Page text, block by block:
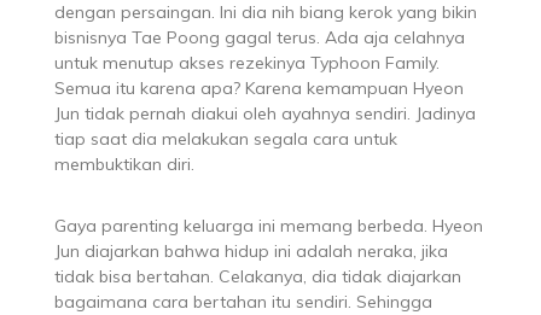
dengan persaingan. Ini dia nih biang kerok yang bikin
bisnisnya Tae Poong gagal terus. Ada aja celahnya
untuk menutup akses rezekinya Typhoon Family.
Semua itu karena apa? Karena kemampuan Hyeon
Jun tidak pernah diakui oleh ayahnya sendiri. Jadinya
tiap saat dia melakukan segala cara untuk
membuktikan diri.
Gaya parenting keluarga ini memang berbeda. Hyeon
Jun diajarkan bahwa hidup ini adalah neraka, jika
tidak bisa bertahan. Celakanya, dia tidak diajarkan
bagaimana cara bertahan itu sendiri. Sehingga